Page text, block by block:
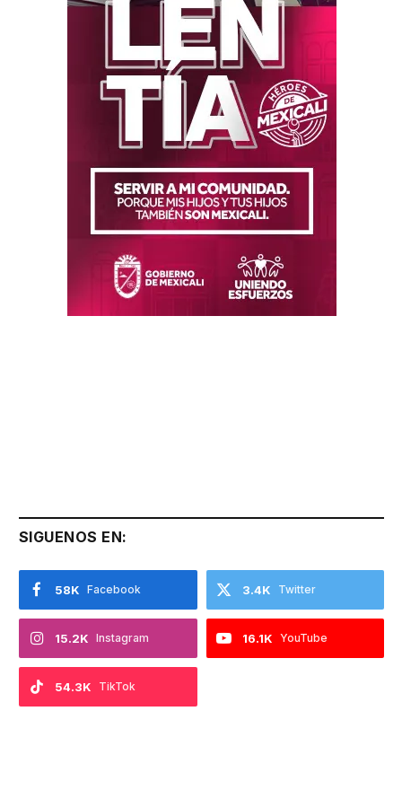
SIGUENOS EN:
Facebook
58K Twitter
3.4K
Instagram
15.2K YouTube
16.1K
TikTok
54.3K